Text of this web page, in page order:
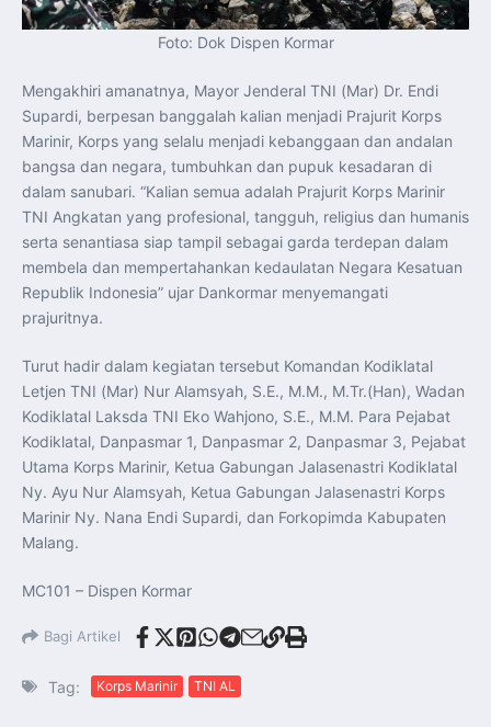
Foto: Dok Dispen Kormar
Mengakhiri amanatnya, Mayor Jenderal TNI (Mar) Dr. Endi
Supardi, berpesan banggalah kalian menjadi Prajurit Korps
Marinir, Korps yang selalu menjadi kebanggaan dan andalan
bangsa dan negara, tumbuhkan dan pupuk kesadaran di
dalam sanubari. “Kalian semua adalah Prajurit Korps Marinir
TNI Angkatan yang profesional, tangguh, religius dan humanis
serta senantiasa siap tampil sebagai garda terdepan dalam
membela dan mempertahankan kedaulatan Negara Kesatuan
Republik Indonesia” ujar Dankormar menyemangati
prajuritnya.
Turut hadir dalam kegiatan tersebut Komandan Kodiklatal
Letjen TNI (Mar) Nur Alamsyah, S.E., M.M., M.Tr.(Han), Wadan
Kodiklatal Laksda TNI Eko Wahjono, S.E., M.M. Para Pejabat
Kodiklatal, Danpasmar 1, Danpasmar 2, Danpasmar 3, Pejabat
Utama Korps Marinir, Ketua Gabungan Jalasenastri Kodiklatal
Ny. Ayu Nur Alamsyah, Ketua Gabungan Jalasenastri Korps
Marinir Ny. Nana Endi Supardi, dan Forkopimda Kabupaten
Malang.
MC101 – Dispen Kormar
Bagi Artikel
Tag: Korps Marinir TNI AL